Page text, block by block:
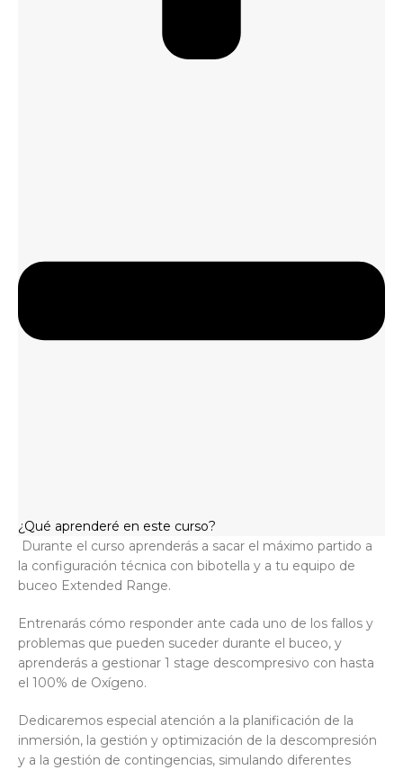
¿Qué aprenderé en este curso?
Durante el curso aprenderás a sacar el máximo partido a
la configuración técnica con bibotella y a tu equipo de
buceo Extended Range.
Entrenarás cómo responder ante cada uno de los fallos y
problemas que pueden suceder durante el buceo, y
aprenderás a gestionar 1 stage descompresivo con hasta
el 100% de Oxígeno.
Dedicaremos especial atención a la planificación de la
inmersión, la gestión y optimización de la descompresión
y a la gestión de contingencias, simulando diferentes